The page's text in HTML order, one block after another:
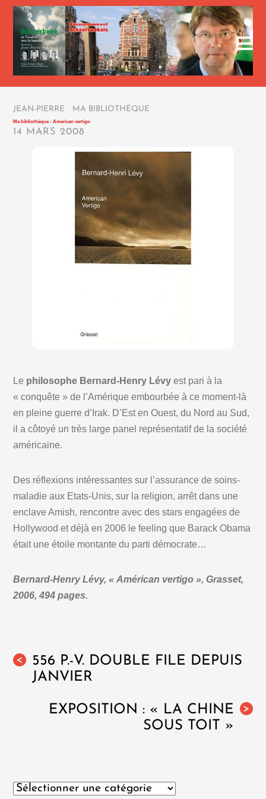
JEAN-PIERRE MA BIBLIOTHÈQUE
Ma bibliothèque : American vertigo
14 MARS 2008
Le philosophe Bernard-Henry Lévy est pari à la
« conquête » de l’Amérique embourbée à ce moment-là
en pleine guerre d’Irak. D’Est en Ouest, du Nord au Sud,
il a côtoyé un très large panel représentatif de la société
américaine.
Des réflexions intéressantes sur l’assurance de soins-
maladie aux Etats-Unis, sur la religion, arrêt dans une
enclave Amish, rencontre avec des stars engagées de
Hollywood et déjà en 2006 le feeling que Barack Obama
était une étoile montante du parti démocrate…
Bernard-Henry Lévy, « Américan vertigo », Grasset,
2006, 494 pages.
<
556 P.-V. DOUBLE FILE DEPUIS
JANVIER
>
EXPOSITION : « LA CHINE
SOUS TOIT »
Catégories